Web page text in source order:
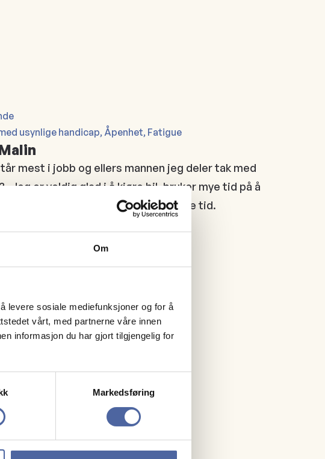
Om
levere sosiale mediefunksjoner og for å
vårt, med partnerne våre innen
informasjon du har gjort tilgjengelig for
Markedsføring
usynlige handicap, Åpenhet, Fatigue
mest i jobb og ellers mannen jeg deler tak med
Jeg er veldig glad i å kjøre bil, bruker mye tid på å
lese bøker, mest lydbøker nå i senere tid.